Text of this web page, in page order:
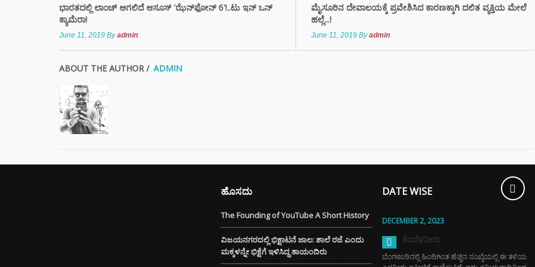
ಈ ಅಪಾಯಗಳ ಬಗ್ಗೆ
DIGITAL ARREST
ಸಿಲ್ಕಿ ಮತ್ತು ಶೈನಿಂಗ್
ಹೇರ್ ಕೇರ್ ಟಿಪ್ಸ್
ಭಾರತದಲ್ಲಿ ಲಾಂಚ್ ಆಗಲಿದೆ ಆಸೂಸ್ 'ಝೆನ್‌ಫೋನ್ 6'!..ಟು ಇನ್‌ ಒನ್‌
ಕ್ಯಾಮೆರಾ!
June 11, 2019 Byadmin
ಮೈಸೂರಿನ ದೇವಾಲಯಕ್ಕೆ ಪ್ರವೇಶಿಸಿದ ಕಾರಣಕ್ಕಾಗಿ ದಲಿತ ವ್ಯಕ್ತಿಯ ಮೇಲೆ
ಹಲ್ಲೆ...!
June 11, 2019 Byadmin
ABOUT THE AUTHOR / ADMIN
ಹೊಸದು
The Founding of YouTube A Short History
ವಿಜಯನಗರದಲ್ಲಿ ಭಿಕ್ಷಾಟನೆ ಜಾಲ: ಶಾಲೆ ರಜೆ ಎಂದು
ಮಕ್ಕಳನ್ನೇ ಭಿಕ್ಷೆಗೆ ಇಳಿಸಿದ್ದ ತಾಯಂದಿರು
DATE WISE
DECEMBER 2, 2023
ಕೆಂದೆಳನೀರು
ಬೆಂಗಳೂರಿನಲ್ಲಿ ಹಿಂದಿಗಿಂತ ಹೆಚ್ಚಿನ ಸಂಖ್ಯೆಯಲ್ಲಿ ಈ ತಳಿಯ